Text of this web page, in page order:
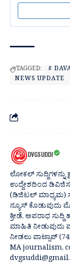
TAGGED: #
NEWS UPDATE
DVGSUDDI
ಲೋಕಲ್
ಉದ್ದೇಶದಿಂದ
(ಡಿಜಿಟಲ್ ಮಾಧ್ಯಮ)
ನ್ಯೂಸ್ ಕೊಡುವುದು
ಕ್ರೀಡೆ, ಅಪರಾಧ
ಮಾಹಿತಿ ನೀಡುವುದು
ನೀಡಲು ವಾಟ್ಸಾಪ್
MA journalism,